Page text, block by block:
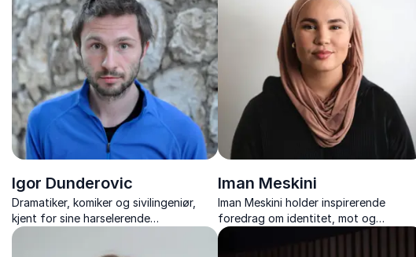
ditt arrangement.
Igor Dunderovic
Dramatiker, komiker og sivilingeniør,
kjent for sine harselerende
betraktninger av Norge og norsk
Iman Meskini
Iman Meskini holder inspirerende
foredrag om identitet, mot og
mangfold – og hvordan finne sin egen